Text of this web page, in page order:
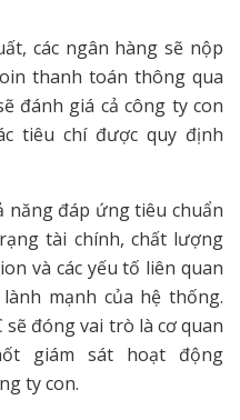
các ngân hàng sẽ nộp
thanh toán thông qua
đánh giá cả công ty con
tiêu chí được quy định
năng đáp ứng tiêu chuẩn
tài chính, chất lượng
và các yếu tố liên quan
mạnh của hệ thống.
sẽ đóng vai trò là cơ quan
giám sát hoạt động
ty con.